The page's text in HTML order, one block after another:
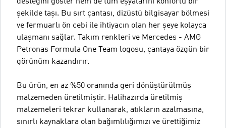
şekilde taşı. Bu sırt çantası, dizüstü bilgisayar bölmesi
ve fermuarlı ön cebi ile ihtiyacın olan her şeye kolayca
ulaşmanı sağlar. Takım renkleri ve Mercedes - AMG
Petronas Formula One Team logosu, çantaya özgün bir
görünüm kazandırır.
Bu ürün, en az %50 oranında geri dönüştürülmüş
malzemeden üretilmiştir. Halihazırda üretilmiş
malzemeleri tekrar kullanarak, atıkların azalmasına,
sınırlı kaynaklara olan bağımlılığımızı ve ürettiğimiz